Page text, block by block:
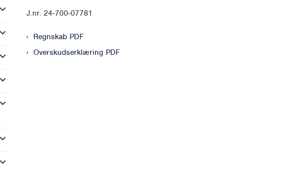
J.nr. 24-700-07781
Regnskab PDF
Overskudserklæring PDF